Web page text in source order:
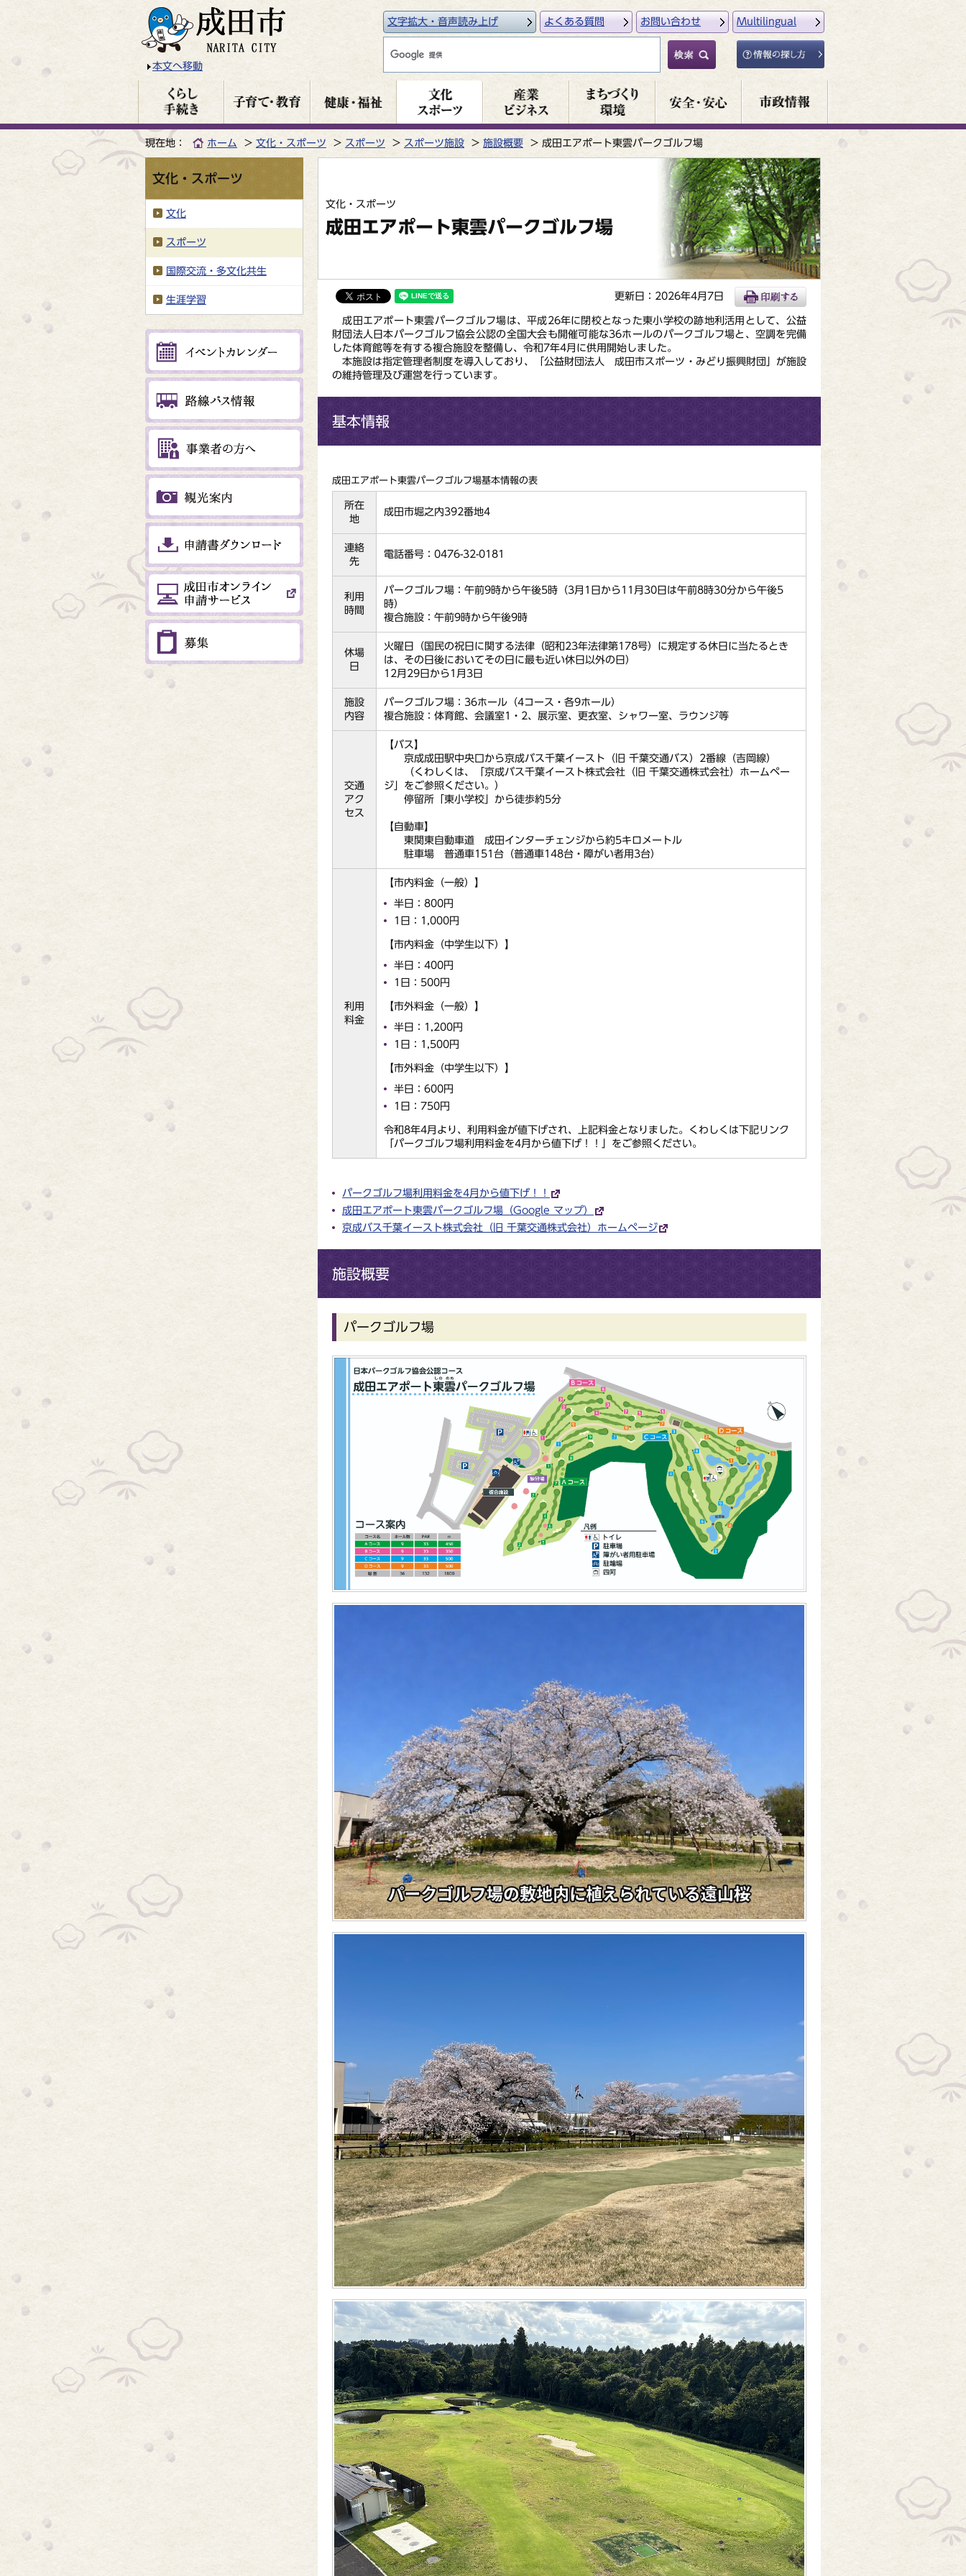
本文へ移動
文字拡大・音声読み上げ よくある質問 お問い合わせ Multilingual
現在地： ホーム 文化・スポーツ スポーツ スポーツ施設 施設概要 成田エアポート東雲パークゴルフ場
文化・スポーツ
成田エアポート東雲パークゴルフ場
更新日：2026年4月7日
成田エアポート東雲パークゴルフ場は、平成26年に閉校となった東小学校の跡地利活用として、公益
財団法人日本パークゴルフ協会公認の全国大会も開催可能な36ホールのパークゴルフ場と、空調を完備
した体育館等を有する複合施設を整備し、令和7年4月に供用開始しました。
本施設は指定管理者制度を導入しており、「公益財団法人 成田市スポーツ・みどり振興財団」が施設
の維持管理及び運営を行っています。
基本情報
成田エアポート東雲パークゴルフ場基本情報の表
所在
地
成田市堀之内392番地4
連絡
先
電話番号：0476-32-0181
利用
時間
パークゴルフ場：午前9時から午後5時（3月1日から11月30日は午前8時30分から午後5
時）
複合施設：午前9時から午後9時
休場
日
火曜日（国民の祝日に関する法律（昭和23年法律第178号）に規定する休日に当たるとき
は、その日後においてその日に最も近い休日以外の日）
12月29日から1月3日
施設
内容
パークゴルフ場：36ホール（4コース・各9ホール）
複合施設：体育館、会議室1・2、展示室、更衣室、シャワー室、ラウンジ等
交通
アク
セス
【バス】
京成成田駅中央口から京成バス千葉イースト（旧 千葉交通バス）2番線（吉岡線）
（くわしくは、「京成バス千葉イースト株式会社（旧 千葉交通株式会社）ホームペー
ジ」をご参照ください。）
停留所「東小学校」から徒歩約5分
【自動車】
東関東自動車道 成田インターチェンジから約5キロメートル
駐車場 普通車151台（普通車148台・障がい者用3台）
利用
料金
【市内料金（一般）】
半日：800円
1日：1,000円
【市内料金（中学生以下）】
半日：400円
1日：500円
【市外料金（一般）】
半日：1,200円
1日：1,500円
【市外料金（中学生以下）】
半日：600円
1日：750円
令和8年4月より、利用料金が値下げされ、上記料金となりました。くわしくは下記リンク
「パークゴルフ場利用料金を4月から値下げ！！」をご参照ください。
パークゴルフ場利用料金を4月から値下げ！！
成田エアポート東雲パークゴルフ場（Google マップ）
京成バス千葉イースト株式会社（旧 千葉交通株式会社）ホームページ
施設概要
パークゴルフ場
文化・スポーツ
文化
スポーツ
国際交流・多文化共生
生涯学習